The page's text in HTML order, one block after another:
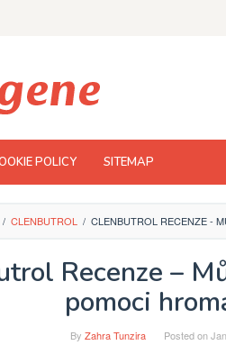
POLICY SITEMAP
/ CLENBUTROL / CLENBUTROL RECENZE -
Recenze –
pomoci
By Zahra Tunzira Posted on